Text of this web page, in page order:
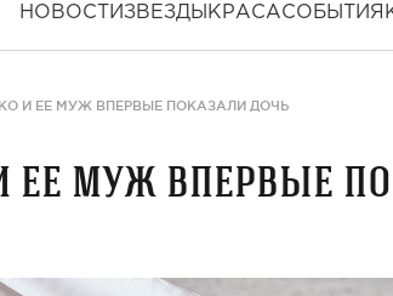
НОВОСТИ ЗВЕЗДЫ КРАСАСОБЫТИЯ
И ЕЕ МУЖ ВПЕРВЫЕ ПОКАЗАЛИ ДОЧЬ
муж впервые